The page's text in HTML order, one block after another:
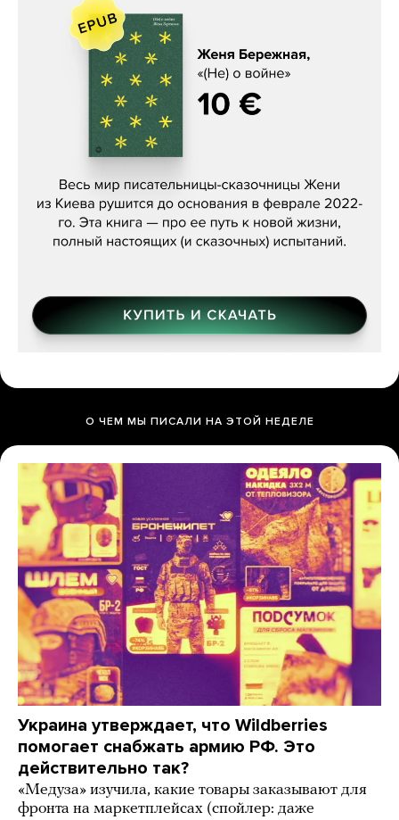
Женя Бережная, «(Не) о войне»
О ЧЕМ МЫ ПИСАЛИ НА ЭТОЙ НЕДЕЛЕ
Украина утверждает, что Wildberries
помогает снабжать армию РФ. Это
действительно так?
«Медуза» изучила, какие товары заказывают для
фронта на маркетплейсах (спойлер: даже